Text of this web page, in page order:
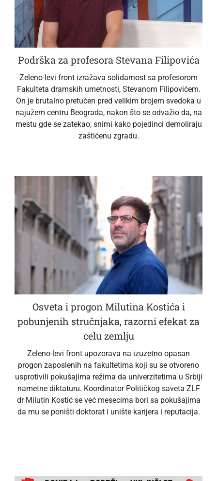
Podrška za profesora Stevana Filipovića
Zeleno-levi front izražava solidarnost sa profesorom
Fakulteta dramskih umetnosti, Stevanom Filipovićem.
On je brutalno pretučen pred velikim brojem svedoka u
najužem centru Beograda, nakon što se odvažio da, na
mestu gde se zatekao, snimi kako pojedinci demoliraju
zaštićenu zgradu.
Osveta i progon Milutina Kostića i
pobunjenih stručnjaka, razorni efekat za
celu zemlju
Zeleno-levi front upozorava na izuzetno opasan
progon zaposlenih na fakultetima koji su se otvoreno
usprotivili pokušajima režima da univerzitetima u Srbiji
nametne diktaturu. Koordinator Političkog saveta ZLF
dr Milutin Kostić se već mesecima bori sa pokušajima
da mu se poništi doktorat i unište karijera i reputacija.